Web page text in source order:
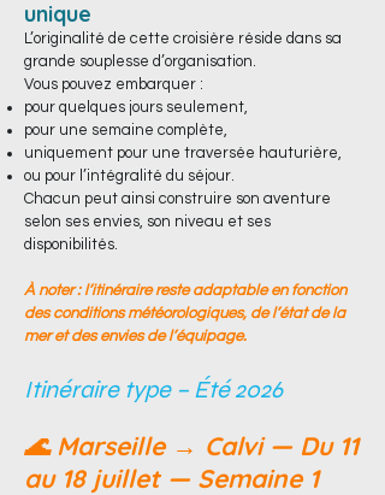
unique
L’originalité de cette croisière réside dans sa
grande souplesse d’organisation.
Vous pouvez embarquer :
pour quelques jours seulement,
pour une semaine complète,
uniquement pour une traversée hauturière,
ou pour l’intégralité du séjour.
Chacun peut ainsi construire son aventure
selon ses envies, son niveau et ses
disponibilités.
À noter : l’itinéraire reste adaptable en fonction
des conditions météorologiques, de l’état de la
mer et des envies de l’équipage.
Itinéraire type – Été 2026
🌊 Marseille → Calvi — Du 11
au 18 juillet — Semaine 1